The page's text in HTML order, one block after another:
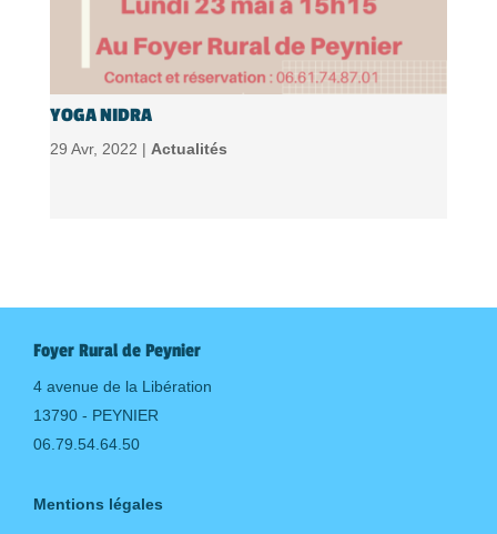
YOGA NIDRA
29 Avr, 2022 | Actualités
Foyer Rural de Peynier
4 avenue de la Libération
13790 - PEYNIER
06.79.54.64.50
Mentions légales